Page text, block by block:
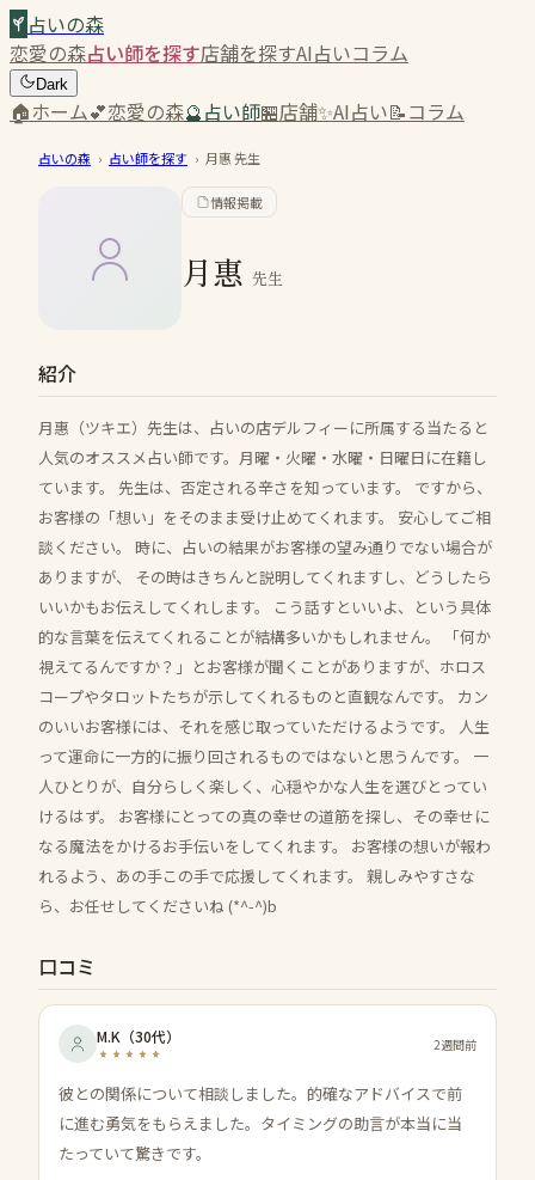
占いの森
恋愛の森占い師を探す店舗を探すAI占いコラム
Dark
🏠ホーム💕恋愛の森🔮占い師🏪店舗✨AI占い📝コラム
占いの森 › 占い師を探す › 月惠先生
情報掲載
月惠 先生
紹介
月惠（ツキエ）先生は、占いの店デルフィーに所属する当たると
人気のオススメ占い師です。月曜・火曜・水曜・日曜日に在籍し
ています。 先生は、否定される辛さを知っています。 ですから、
お客様の「想い」をそのまま受け止めてくれます。 安心してご相
談ください。 時に、占いの結果がお客様の望み通りでない場合が
ありますが、 その時はきちんと説明してくれますし、どうしたら
いいかもお伝えしてくれします。 こう話すといいよ、という具体
的な言葉を伝えてくれることが結構多いかもしれません。 「何か
視えてるんですか？」とお客様が聞くことがありますが、ホロス
コープやタロットたちが示してくれるものと直観なんです。 カン
のいいお客様には、それを感じ取っていただけるようです。 人生
って運命に一方的に振り回されるものではないと思うんです。 一
人ひとりが、自分らしく楽しく、心穏やかな人生を選びとってい
けるはず。 お客様にとっての真の幸せの道筋を探し、その幸せに
なる魔法をかけるお手伝いをしてくれます。 お客様の想いが報わ
れるよう、あの手この手で応援してくれます。 親しみやすさな
ら、お任せしてくださいね (*^-^)b
口コミ
M.K （30代） 2週間前
彼との関係について相談しました。的確なアドバイスで前
に進む勇気をもらえました。タイミングの助言が本当に当
たっていて驚きです。